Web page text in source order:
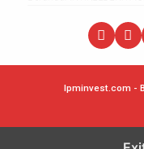
lpminvest.com -